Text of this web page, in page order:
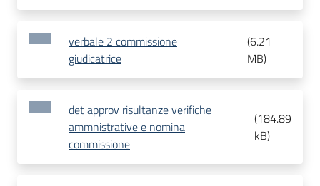
verbale 2 commissione
giudicatrice
(6.21
MB)
det approv risultanze verifiche
ammnistrative e nomina
commissione
(184.89
kB)